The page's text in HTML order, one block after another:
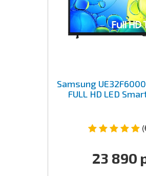
Samsung
FULL HD LED
23 890